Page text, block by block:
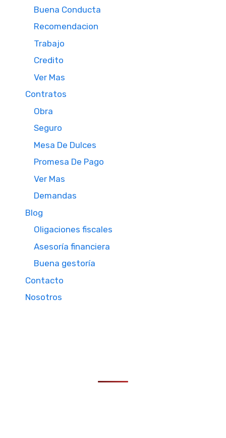
Buena Conducta
Recomendacion
Trabajo
Credito
Ver Mas
Contratos
Obra
Seguro
Mesa De Dulces
Promesa De Pago
Ver Mas
Demandas
Blog
Oligaciones fiscales
Asesoría financiera
Buena gestoría
Contacto
Nosotros